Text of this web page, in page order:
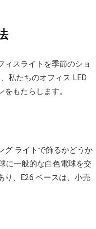
ィスライトを季節のショ
私たちのオフィス LED
もたらします。
グ ライトで飾るかどうか
に一般的な白色電球を交
り、E26 ベースは、小売